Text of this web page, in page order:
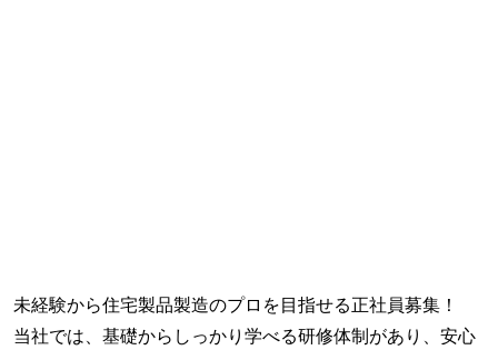
未経験から住宅製品製造のプロを目指せる正社員募集！
当社では、基礎からしっかり学べる研修体制があり、安心